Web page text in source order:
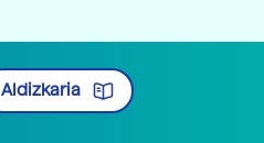
Aldizkaria